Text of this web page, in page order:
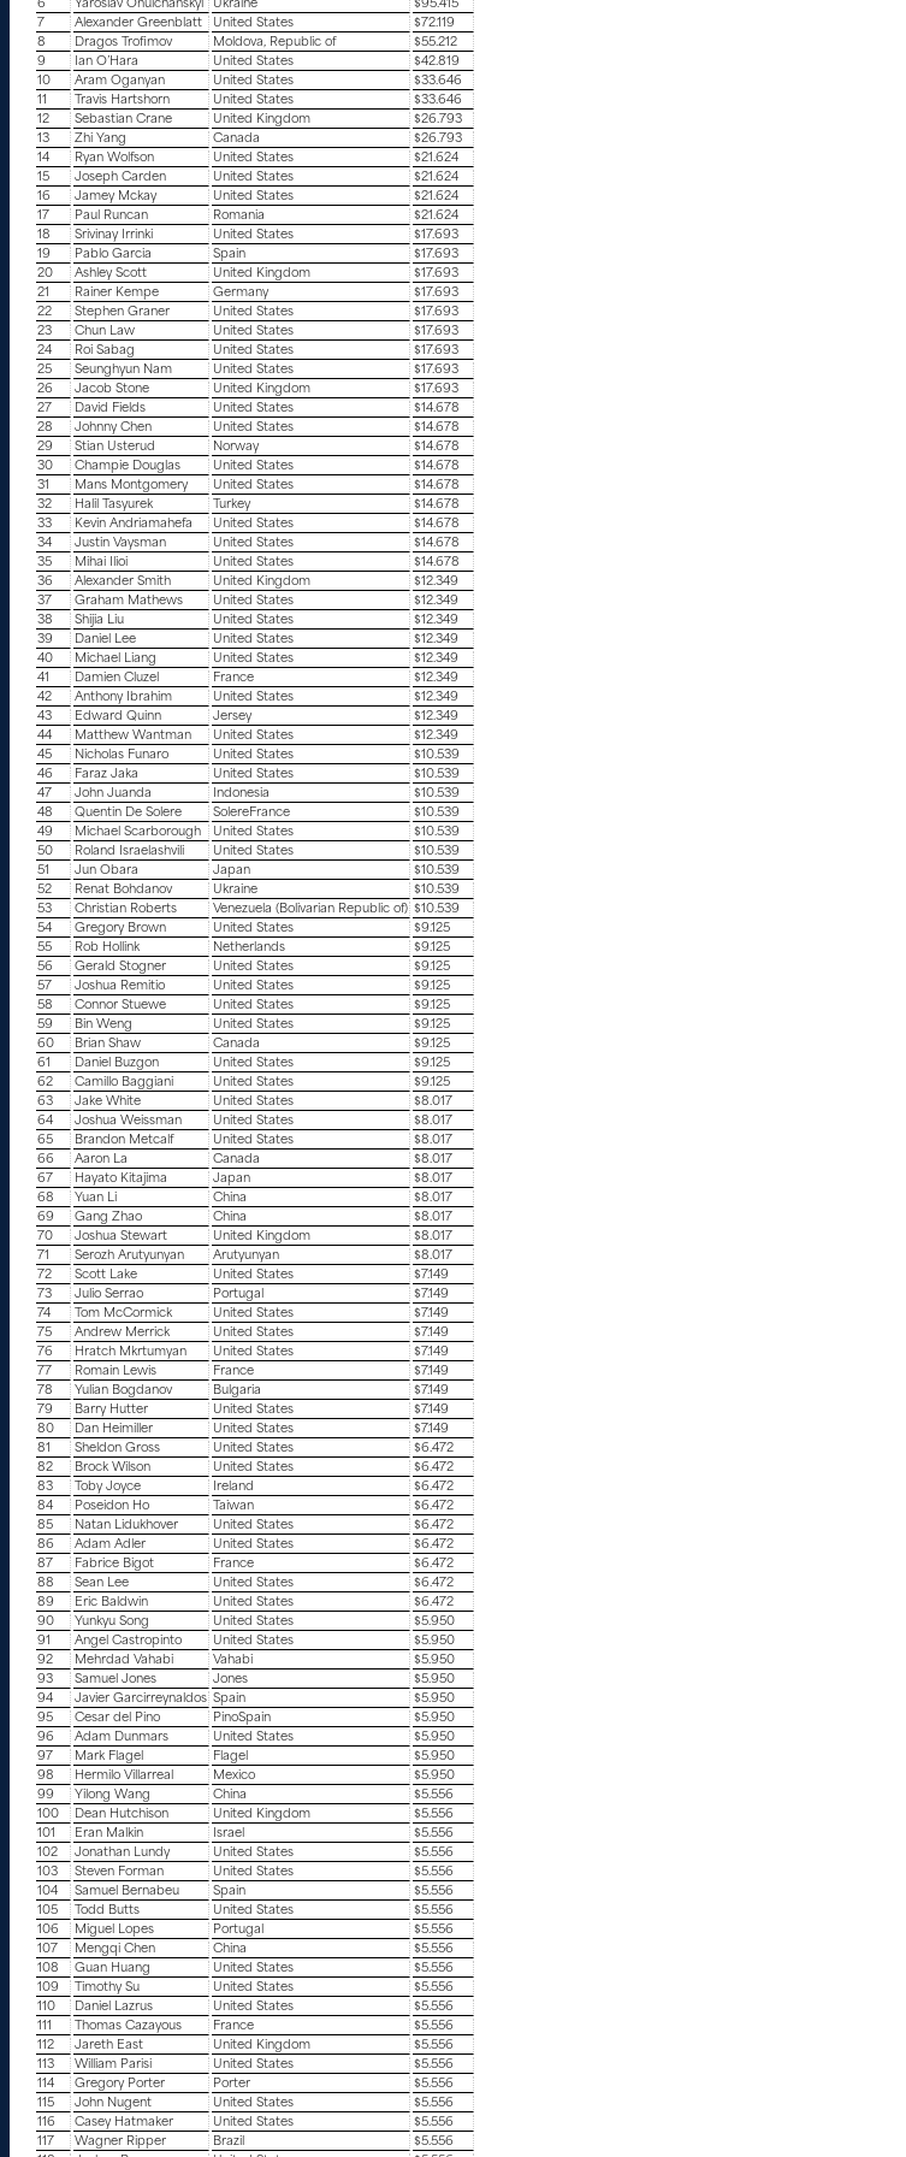
6 Yaroslav Ohulchanskyi Ukraine
$95.415
7
Alexander Greenblatt United States
$72.119
8
Dragos Trofimov Moldova, Republic of
$55.212
9
Ian O’Hara United States
$42.819
10
Aram Oganyan United States
$33.646
11
Travis Hartshorn United States
$33.646
12
Sebastian Crane United Kingdom
$26.793
13
Zhi Yang Canada
$26.793
14
Ryan Wolfson United States
$21.624
15
Joseph Carden United States
$21.624
16
Jamey Mckay United States
$21.624
17
Paul Runcan Romania
$21.624
18
Srivinay Irrinki United States
$17.693
19
Pablo Garcia Spain
$17.693
20
Ashley Scott United Kingdom
$17.693
21
Rainer Kempe Germany
$17.693
22
Stephen Graner United States
$17.693
23
Chun Law United States
$17.693
24
Roi Sabag United States
$17.693
25
Seunghyun Nam United States
$17.693
26
Jacob Stone United Kingdom
$17.693
27
David Fields United States
$14.678
28
Johnny Chen United States
$14.678
29
Stian Usterud Norway
$14.678
30
Champie Douglas United States
$14.678
31
Mans Montgomery United States
$14.678
32
Halil Tasyurek Turkey
$14.678
33
Kevin Andriamahefa United States
$14.678
34
Justin Vaysman United States
$14.678
35
Mihai Ilioi United States
$14.678
36
Alexander Smith United Kingdom
$12.349
37
Graham Mathews United States
$12.349
38
Shijia Liu United States
$12.349
39
Daniel Lee United States
$12.349
40
Michael Liang United States
$12.349
41
Damien Cluzel France
$12.349
42
Anthony Ibrahim United States
$12.349
43
Edward Quinn Jersey
$12.349
44
Matthew Wantman United States
$12.349
45
Nicholas Funaro United States
$10.539
46
Faraz Jaka United States
$10.539
47
John Juanda Indonesia
$10.539
48
Quentin De Solere SolereFrance
$10.539
49
Michael Scarborough United States
$10.539
50
Roland Israelashvili United States
$10.539
51
Jun Obara Japan
$10.539
52
Renat Bohdanov Ukraine
$10.539
53
Christian Roberts Venezuela (Bolivarian Republic of) $10.539
54
Gregory Brown United States
$9.125
55
Rob Hollink Netherlands
$9.125
56
Gerald Stogner United States
$9.125
57
Joshua Remitio United States
$9.125
58
Connor Stuewe United States
$9.125
59
Bin Weng United States
$9.125
60
Brian Shaw Canada
$9.125
61
Daniel Buzgon United States
$9.125
62
Camillo Baggiani United States
$9.125
63
Jake White United States
$8.017
64
Joshua Weissman United States
$8.017
65
Brandon Metcalf United States
$8.017
66
Aaron La Canada
$8.017
67
Hayato Kitajima Japan
$8.017
68
Yuan Li China
$8.017
69
Gang Zhao China
$8.017
70
Joshua Stewart United Kingdom
$8.017
71
Serozh Arutyunyan Arutyunyan
$8.017
72
Scott Lake United States
$7.149
73
Julio Serrao Portugal
$7.149
74
Tom McCormick United States
$7.149
75
Andrew Merrick United States
$7.149
76
Hratch Mkrtumyan United States
$7.149
77
Romain Lewis France
$7.149
78
Yulian Bogdanov Bulgaria
$7.149
79
Barry Hutter United States
$7.149
80
Dan Heimiller United States
$7.149
81
Sheldon Gross United States
$6.472
82
Brock Wilson United States
$6.472
83
Toby Joyce Ireland
$6.472
84
Poseidon Ho Taiwan
$6.472
85
Natan Lidukhover United States
$6.472
86
Adam Adler United States
$6.472
87
Fabrice Bigot France
$6.472
88
Sean Lee United States
$6.472
89
Eric Baldwin United States
$6.472
90
Yunkyu Song United States
$5.950
91
Angel Castropinto United States
$5.950
92
Mehrdad Vahabi Vahabi
$5.950
93
Samuel Jones Jones
$5.950
94
Javier Garcirreynaldos Spain
$5.950
95
Cesar del Pino PinoSpain
$5.950
96
Adam Dunmars United States
$5.950
97
Mark Flagel Flagel
$5.950
98
Hermilo Villarreal Mexico
$5.950
99
Yilong Wang China
$5.556
100
Dean Hutchison United Kingdom
$5.556
101
Eran Malkin Israel
$5.556
102
Jonathan Lundy United States
$5.556
103
Steven Forman United States
$5.556
104
Samuel Bernabeu Spain
$5.556
105
Todd Butts United States
$5.556
106
Miguel Lopes Portugal
$5.556
107
Mengqi Chen China
$5.556
108
Guan Huang United States
$5.556
109
Timothy Su United States
$5.556
110
Daniel Lazrus United States
$5.556
111
Thomas Cazayous France
$5.556
112
Jareth East United Kingdom
$5.556
113
William Parisi United States
$5.556
114
Gregory Porter Porter
$5.556
115
John Nugent United States
$5.556
116
Casey Hatmaker United States
$5.556
117
Wagner Ripper Brazil
$5.556